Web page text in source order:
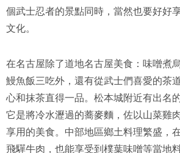
個武士忍者的景點同時，當然也要好好
文化。
在名古屋除了道地名古屋美食：味噌煮
鰻魚飯三吃外，還有從武士們喜愛的茶
心和抹茶直得一品。松本城附近有出名
它是將冷水瀝過的蕎麥麵，佐以山菜雞
享用的美食。中部地區鄉土料理繁盛，
飛驒牛肉，也能享受到樸葉味噌等當地